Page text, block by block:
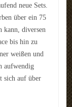
neue Sets.
über ein 75
kann, diversen
bis hin zu
weißen und
aufwendig
sich auf über